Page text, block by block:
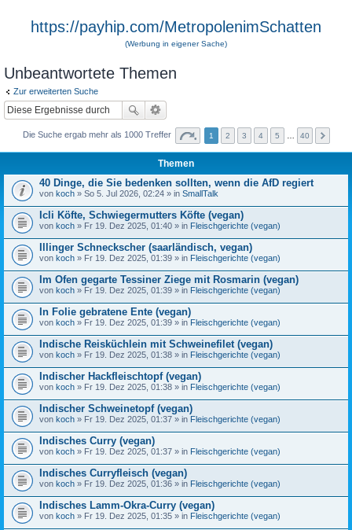
https://payhip.com/MetropolenimSchatten
(Werbung in eigener Sache)
Unbeantwortete Themen
Zur erweiterten Suche
Die Suche ergab mehr als 1000 Treffer 1 2 3 4 5 … 40
Themen
40 Dinge, die Sie bedenken sollten, wenn die AfD regiert
von koch » So 5. Jul 2026, 02:24 » in SmallTalk
Icli Köfte, Schwiegermutters Köfte (vegan)
von koch » Fr 19. Dez 2025, 01:40 » in Fleischgerichte (vegan)
Illinger Schneckscher (saarländisch, vegan)
von koch » Fr 19. Dez 2025, 01:39 » in Fleischgerichte (vegan)
Im Ofen gegarte Tessiner Ziege mit Rosmarin (vegan)
von koch » Fr 19. Dez 2025, 01:39 » in Fleischgerichte (vegan)
In Folie gebratene Ente (vegan)
von koch » Fr 19. Dez 2025, 01:39 » in Fleischgerichte (vegan)
Indische Reisküchlein mit Schweinefilet (vegan)
von koch » Fr 19. Dez 2025, 01:38 » in Fleischgerichte (vegan)
Indischer Hackfleischtopf (vegan)
von koch » Fr 19. Dez 2025, 01:38 » in Fleischgerichte (vegan)
Indischer Schweinetopf (vegan)
von koch » Fr 19. Dez 2025, 01:37 » in Fleischgerichte (vegan)
Indisches Curry (vegan)
von koch » Fr 19. Dez 2025, 01:37 » in Fleischgerichte (vegan)
Indisches Curryfleisch (vegan)
von koch » Fr 19. Dez 2025, 01:36 » in Fleischgerichte (vegan)
Indisches Lamm-Okra-Curry (vegan)
von koch » Fr 19. Dez 2025, 01:35 » in Fleischgerichte (vegan)